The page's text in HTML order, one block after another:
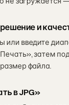
и
или введите
затем
файла.
в JPG»